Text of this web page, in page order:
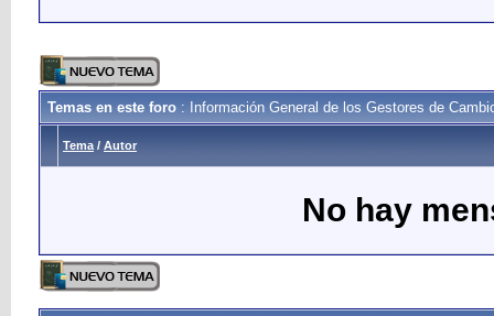
Temas en este foro : Información General de los Gestores de
Tema / Autor
No hay